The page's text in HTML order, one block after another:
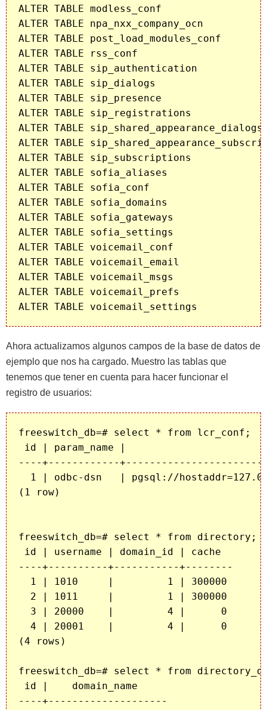
ALTER TABLE modless_conf
ALTER TABLE npa_nxx_company_ocn
ALTER TABLE post_load_modules_conf
ALTER TABLE rss_conf
ALTER TABLE sip_authentication
ALTER TABLE sip_dialogs
ALTER TABLE sip_presence
ALTER TABLE sip_registrations
ALTER TABLE
ALTER TABLE
ALTER TABLE sip_subscriptions
ALTER TABLE sofia_aliases
ALTER TABLE sofia_conf
ALTER TABLE sofia_domains
ALTER TABLE sofia_gateways
ALTER TABLE sofia_settings
ALTER TABLE voicemail_conf
ALTER TABLE voicemail_email
ALTER TABLE voicemail_msgs
ALTER TABLE voicemail_prefs
Ahora actualizamos algunos campos de la base de datos de
ejemplo que nos ha cargado. Muestro las tablas que
tenemos que tener en cuenta para hacer funcionar el
registro de usuarios:
freeswitch_db=# select * from lcr_conf;
id | param_name |
----+------------
1 | odbc-dsn   | pgsql://
(1 row)
freeswitch_db=# select * from directory;
id | username | domain_id | cache
----+----------+-----------+--------
  1 | 1010     |         1 | 300000
  2 | 1011     |         1 | 300000
  3 | 20000    |         4 |      0
  4 | 20001    |         4 |      0
(4 rows)
freeswitch_db=# select * from
id |    domain_name
----+--------------------